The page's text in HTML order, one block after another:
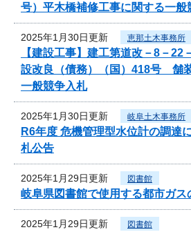
号）平木橋補修工事に関する一般
2025年1月30日更新 恵那土木事務所
【建設工事】建工第道改－8－
設改良（債務）（国）418号 舗
一般競争入札
2025年1月30日更新 岐阜土木事務所
R6年度 危機管理型水位計の調達
札公告
2025年1月29日更新 図書館
岐阜県図書館で使用する都市ガス
2025年1月29日更新 図書館